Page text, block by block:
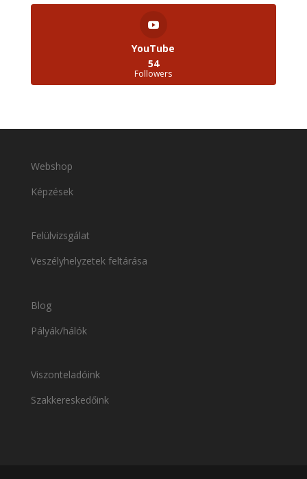
YouTube
54
Followers
Webshop
Képzések
Felülvizsgálat
Veszélyhelyzetek feltárása
Blog
Pályák/hálók
Viszonteladóink
Szakkereskedőink